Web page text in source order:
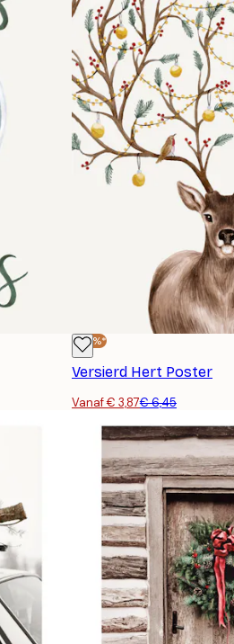
-40%*
Versierd Hert Poster
Vanaf € 3,87€ 6,45